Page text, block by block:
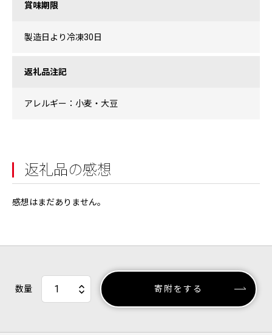
賞味期限
製造日より冷凍30日
返礼品注記
アレルギー：小麦・大豆
返礼品の感想
感想はまだありません。
数量 寄附をする